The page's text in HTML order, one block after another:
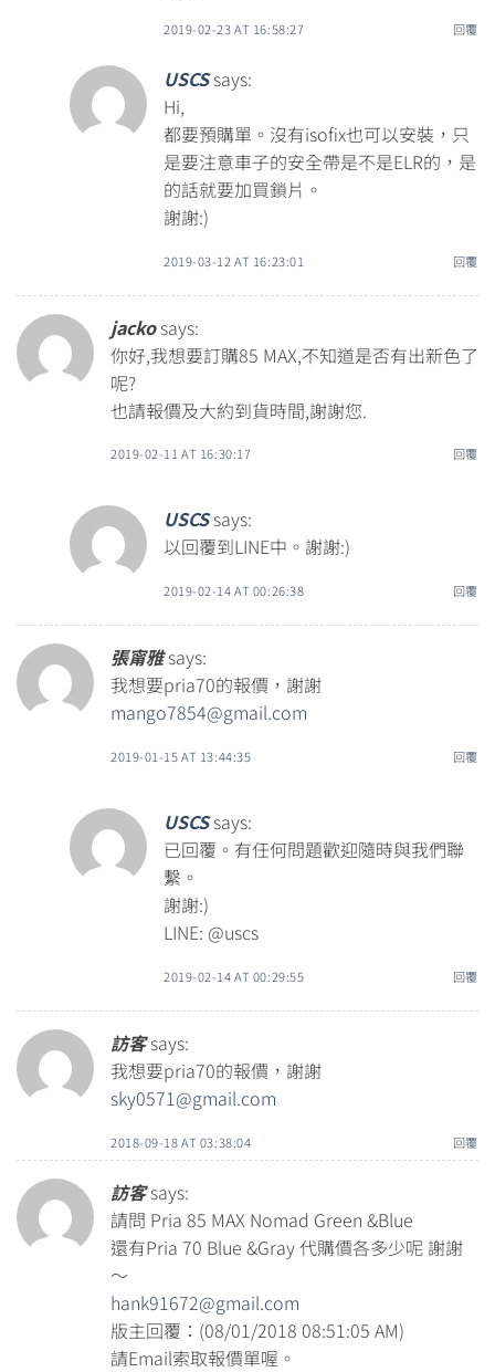
2019-02-23 AT 16:58:27 回覆
USCS says:
Hi,
都要預購單。沒有isofix也可以安裝，只
是要注意車子的安全帶是不是ELR的，是
的話就要加買鎖片。
謝謝:)
2019-03-12 AT 16:23:01 回覆
jacko says:
你好,我想要訂購85 MAX,不知道是否有出新色了
呢?
也請報價及大約到貨時間,謝謝您.
2019-02-11 AT 16:30:17 回覆
USCS says:
以回覆到LINE中。謝謝:)
2019-02-14 AT 00:26:38 回覆
張甯雅 says:
我想要pria70的報價，謝謝
mango7854@gmail.com
2019-01-15 AT 13:44:35 回覆
USCS says:
已回覆。有任何問題歡迎隨時與我們聯
繫。
謝謝:)
LINE: @uscs
2019-02-14 AT 00:29:55 回覆
訪客 says:
我想要pria70的報價，謝謝
sky0571@gmail.com
2018-09-18 AT 03:38:04 回覆
訪客 says:
請問 Pria 85 MAX Nomad Green &Blue
還有Pria 70 Blue &Gray 代購價各多少呢 謝謝
～
hank91672@gmail.com
版主回覆：(08/01/2018 08:51:05 AM)
請Email索取報價單喔。